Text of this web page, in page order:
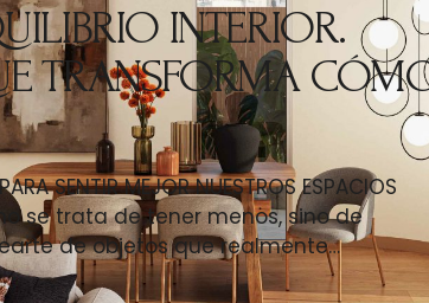
INTERIOR.
TRANSFORMA
SENTIR MEJOR NUESTROS ESPACIOS
se trata de tener menos, sino de
de objetos que realmente…